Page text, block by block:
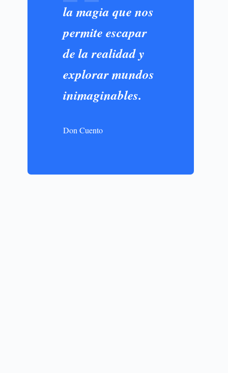
la magia que nos
permite escapar
de la realidad y
explorar mundos
inimaginables.
Don Cuento